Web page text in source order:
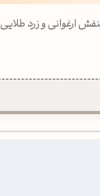
ارغوانی و زرد طلایی